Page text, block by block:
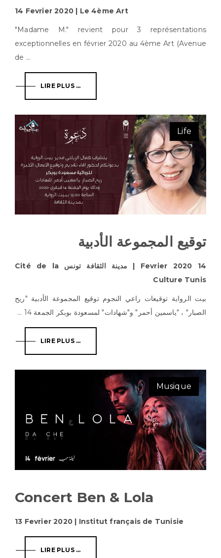
14 Fevrier 2020 | Le 4ème Art
"Madame M." revient pour 3 représentations
exceptionnelles en février 2020 au 4ème Art (Avenue
de ...
LIRE PLUS ...
Life
توقيع المجموعة الأدبية
14 Fevrier 2020 | مدينة الثقافة تونس Cité de la
Culture Tunis
بيت الرواية توقيعات راعي النجوم توقيع المجموعة الأدبية "ريح
الصبار" ، "ياسمين أحمر" و"شهادات" لمسعودة بوبكر الجمعة 14 ...
LIRE PLUS ...
Musique
Concert Ben & Lola
13 Fevrier 2020 | Institut français de Tunisie
LIRE PLUS ...